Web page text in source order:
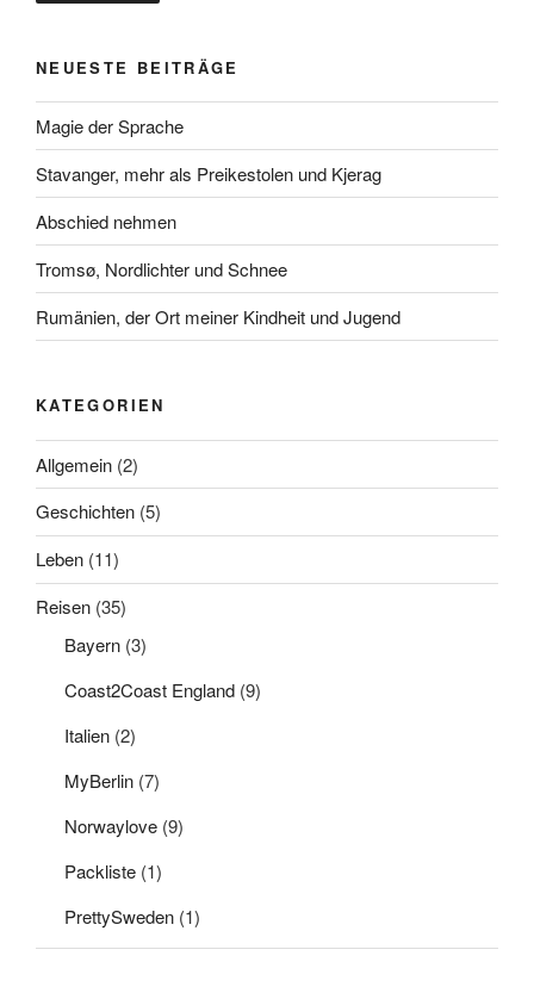
NEUESTE BEITRÄGE
Magie der Sprache
Stavanger, mehr als Preikestolen und Kjerag
Abschied nehmen
Tromsø, Nordlichter und Schnee
Rumänien, der Ort meiner Kindheit und Jugend
KATEGORIEN
Allgemein (2)
Geschichten (5)
Leben (11)
Reisen (35)
Bayern (3)
Coast2Coast England (9)
Italien (2)
MyBerlin (7)
Norwaylove (9)
Packliste (1)
PrettySweden (1)